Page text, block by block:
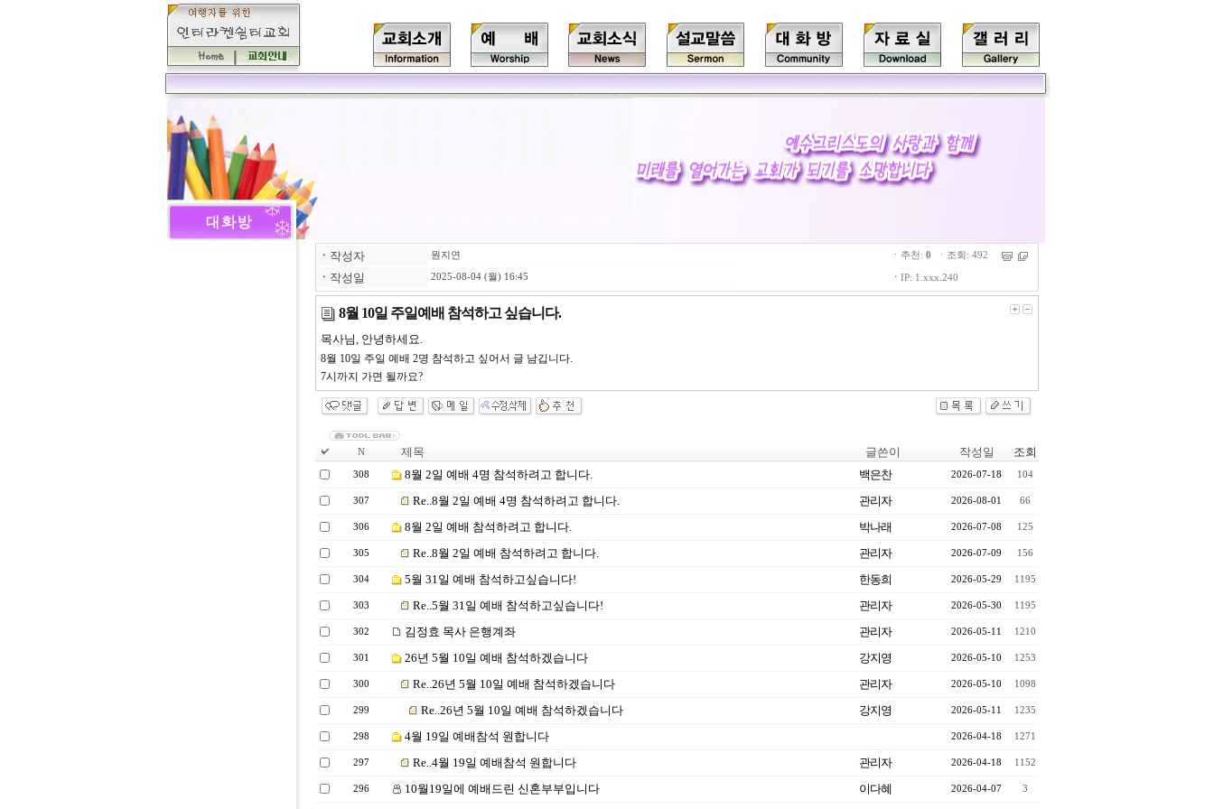
ㆍ 작성자 원지연
ㆍ 작성일 2025-08-04 (월) 16:45
ㆍ추천: 0 ㆍ조회: 492
ㆍ IP: 1.xxx.240
8월 10일 주일예배 참석하고 싶습니다.
목사님, 안녕하세요.
8월 10일 주일 예배 2명 참석하고 싶어서 글 남깁니다.
7시까지 가면 될까요?
N 제목 글쓴이 작성일 조회
308 8월 2일 예배 4명 참석하려고 합니다. 백은찬 2026-07-18 104
307 Re..8월 2일 예배 4명 참석하려고 합니다. 관리자 2026-08-01 66
306 8월 2일 예배 참석하려고 합니다. 박나래 2026-07-08 125
305 Re..8월 2일 예배 참석하려고 합니다. 관리자 2026-07-09 156
304 5월 31일 예배 참석하고싶습니다! 한동희 2026-05-29 1195
303 Re..5월 31일 예배 참석하고싶습니다! 관리자 2026-05-30 1195
302 김정효 목사 은행계좌 관리자 2026-05-11 1210
301 26년 5월 10일 예배 참석하겠습니다 강지영 2026-05-10 1253
300 Re..26년 5월 10일 예배 참석하겠습니다 관리자 2026-05-10 1098
299 Re..26년 5월 10일 예배 참석하겠습니다 강지영 2026-05-11 1235
298 4월 19일 예배참석 원합니다 2026-04-18 1271
297 Re..4월 19일 예배참석 원합니다 관리자 2026-04-18 1152
296 10월19일에 예배드린 신혼부부입니다 이다혜 2026-04-07 3